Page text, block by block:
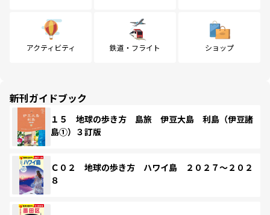
アクティビティ 鉄道・フライト ショップ
新刊ガイドブック
１５ 地球の歩き方 島旅 伊豆大島 利島（伊豆諸
島①）３訂版
Ｃ０２ 地球の歩き方 ハワイ島 ２０２７～２０２
８